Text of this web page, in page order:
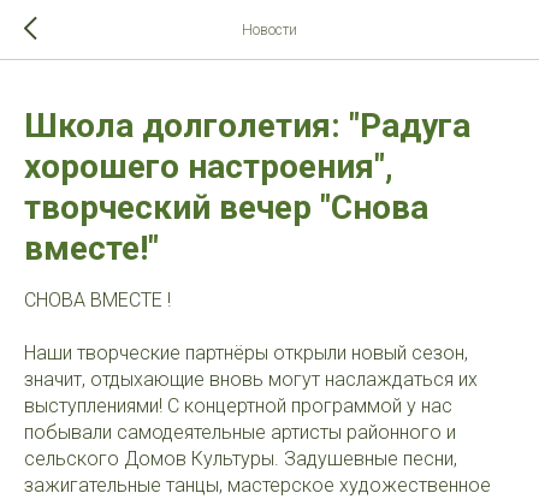
Новости
Школа долголетия: "Радуга
хорошего настроения",
творческий вечер "Снова
вместе!"
СНОВА ВМЕСТЕ !
Наши творческие партнёры открыли новый сезон,
значит, отдыхающие вновь могут наслаждаться их
выступлениями! С концертной программой у нас
побывали самодеятельные артисты районного и
сельского Домов Культуры. Задушевные песни,
зажигательные танцы, мастерское художественное